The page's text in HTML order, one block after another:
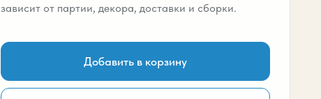
зависит от партии, декора, доставки и сборки.
Добавить в корзину